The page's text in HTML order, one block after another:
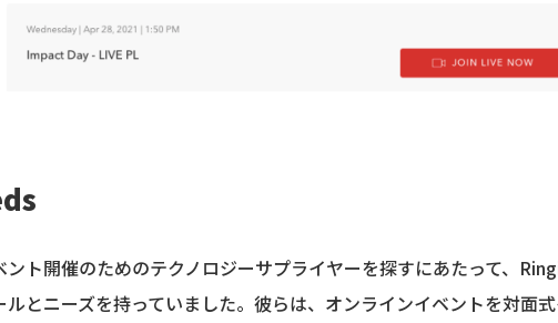
ント開催のためのテクノロジーサプライヤーを探すにあたって、
ルとニーズを持っていました。彼らは、オンラインイベントを対面